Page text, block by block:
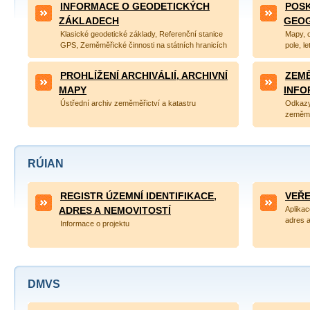
INFORMACE O GEODETICKÝCH
ZÁKLADECH
Klasické geodetické základy, Referenční stanice
GPS, Zeměměřické činnosti na státních hranicích
Mapy,
pole,
PROHLÍŽENÍ ARCHIVÁLIÍ, ARCHIVNÍ
MAPY
Ústřední archiv zeměměřictví a katastru
RÚIAN
REGISTR ÚZEMNÍ IDENTIFIKACE,
ADRES A NEMOVITOSTÍ
Informace o projektu
adres
DMVS